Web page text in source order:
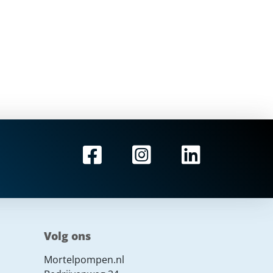
Volg ons
Mortelpompen.nl